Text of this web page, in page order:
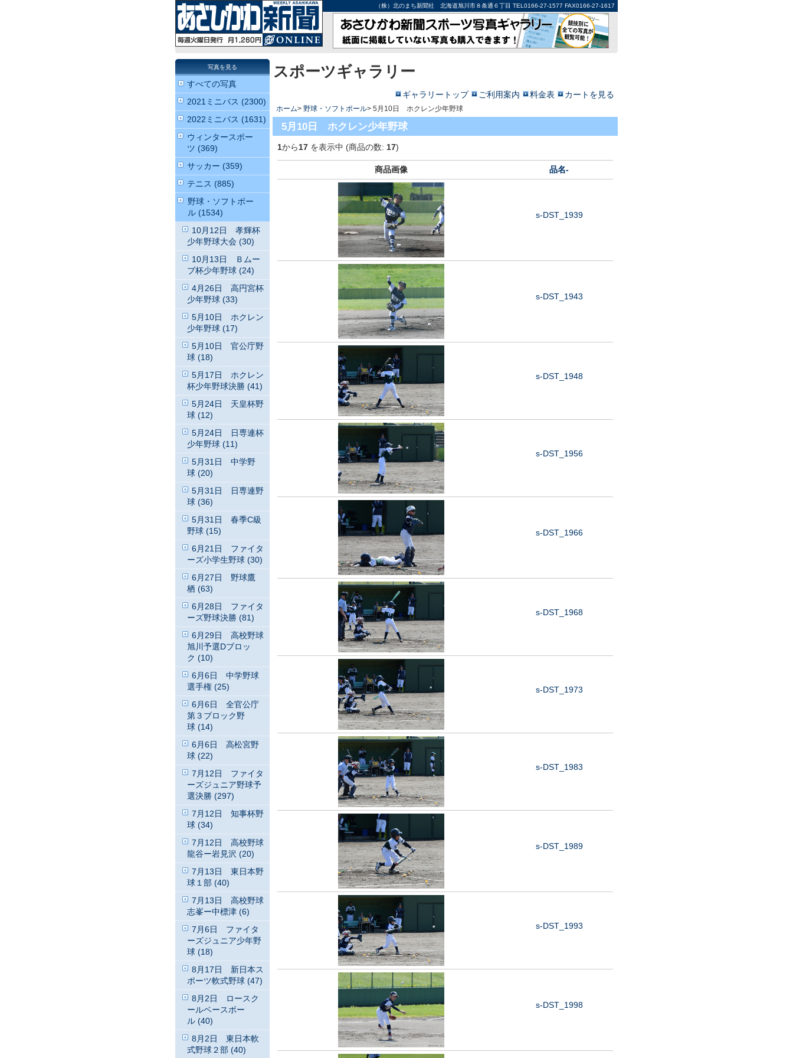
（株）北のまち新聞社 北海道旭川市８条通６丁目 TEL0166-27-1577 FAX0166-27-1617
スポーツギャラリー
ギャラリートップ ご利用案内 料金表 カートを見る
ホーム> 野球・ソフトボール> 5月10日 ホクレン少年野球
5月10日 ホクレン少年野球
1から17 を表示中 (商品の数: 17)
商品画像 品名-
s-DST_1939
s-DST_1943
s-DST_1948
s-DST_1956
s-DST_1966
s-DST_1968
s-DST_1973
s-DST_1983
s-DST_1989
s-DST_1993
s-DST_1998
写真を見る
すべての写真
2021ミニバス (2300)
2022ミニバス (1631)
ウィンタースポー
ツ (369)
サッカー (359)
テニス (885)
野球・ソフトボー
ル (1534)
10月12日 孝輝杯
少年野球大会 (30)
10月13日 Ｂムー
ブ杯少年野球 (24)
4月26日 高円宮杯
少年野球 (33)
5月10日 ホクレン
少年野球 (17)
5月10日 官公庁野
球 (18)
5月17日 ホクレン
杯少年野球決勝 (41)
5月24日 天皇杯野
球 (12)
5月24日 日専連杯
少年野球 (11)
5月31日 中学野
球 (20)
5月31日 日専連野
球 (36)
5月31日 春季C級
野球 (15)
6月21日 ファイタ
ーズ小学生野球 (30)
6月27日 野球鷹
栖 (63)
6月28日 ファイタ
ーズ野球決勝 (81)
6月29日 高校野球
旭川予選Dブロッ
ク (10)
6月6日 中学野球
選手権 (25)
6月6日 全官公庁
第３ブロック野
球 (14)
6月6日 高松宮野
球 (22)
7月12日 ファイタ
ーズジュニア野球予
選決勝 (297)
7月12日 知事杯野
球 (34)
7月12日 高校野球
龍谷ー岩見沢 (20)
7月13日 東日本野
球１部 (40)
7月13日 高校野球
志峯ー中標津 (6)
7月6日 ファイタ
ーズジュニア少年野
球 (18)
8月17日 新日本ス
ポーツ軟式野球 (47)
8月2日 ロースク
ールベースボー
ル (40)
8月2日 東日本軟
式野球２部 (40)